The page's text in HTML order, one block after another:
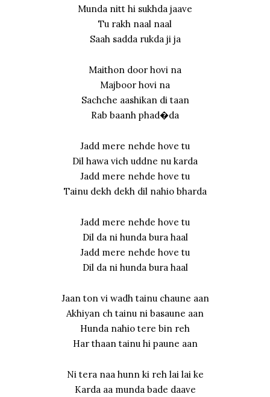
Munda nitt hi sukhda jaave
Tu rakh naal naal
Saah sadda rukda ji ja
Maithon door hovi na
Majboor hovi na
Sachche aashikan di taan
Rab baanh phad�da
Jadd mere nehde hove tu
Dil hawa vich uddne nu karda
Jadd mere nehde hove tu
Tainu dekh dekh dil nahio bharda
Jadd mere nehde hove tu
Dil da ni hunda bura haal
Jadd mere nehde hove tu
Dil da ni hunda bura haal
Jaan ton vi wadh tainu chaune aan
Akhiyan ch tainu ni basaune aan
Hunda nahio tere bin reh
Har thaan tainu hi paune aan
Ni tera naa hunn ki reh lai lai ke
Karda aa munda bade daave